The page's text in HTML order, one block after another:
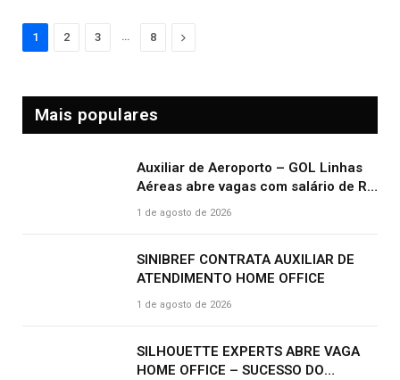
1 2 3 … 8 Next
Mais populares
Auxiliar de Aeroporto – GOL Linhas
Aéreas abre vagas com salário de R$
2.000,00 e benefícios atrativos
1 de agosto de 2026
SINIBREF CONTRATA AUXILIAR DE
ATENDIMENTO HOME OFFICE
1 de agosto de 2026
SILHOUETTE EXPERTS ABRE VAGA
HOME OFFICE – SUCESSO DO